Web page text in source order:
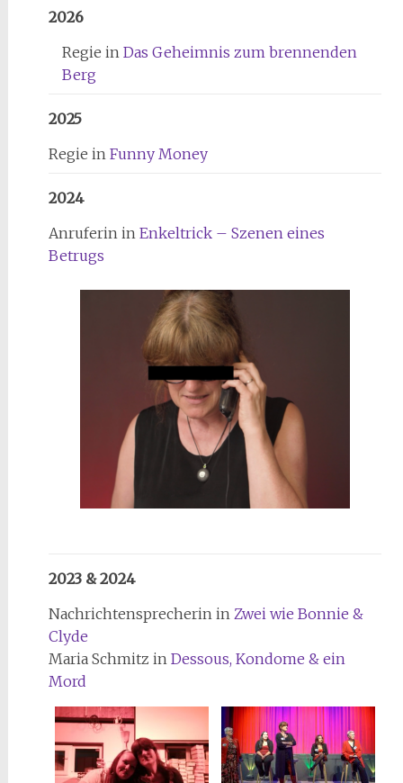
2026
Regie in Das Geheimnis zum brennenden
Berg
2025
Regie in Funny Money
2024
Anruferin in Enkeltrick – Szenen eines
Betrugs
2023 & 2024
Nachrichtensprecherin in Zwei wie Bonnie &
Clyde
Maria Schmitz in Dessous, Kondome & ein
Mord